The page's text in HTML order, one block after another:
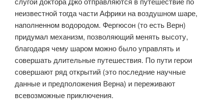
неизвестной тогда части Африки на воздушном шаре,
наполненном водородом. Фергюсон (то есть Верн)
придумал механизм, позволяющий менять высоту,
благодаря чему шаром можно было управлять и
совершать длительные путешествия. По пути герои
совершают ряд открытий (это последние научные
данные и предположения Верна) и переживают
всевозможные приключения.